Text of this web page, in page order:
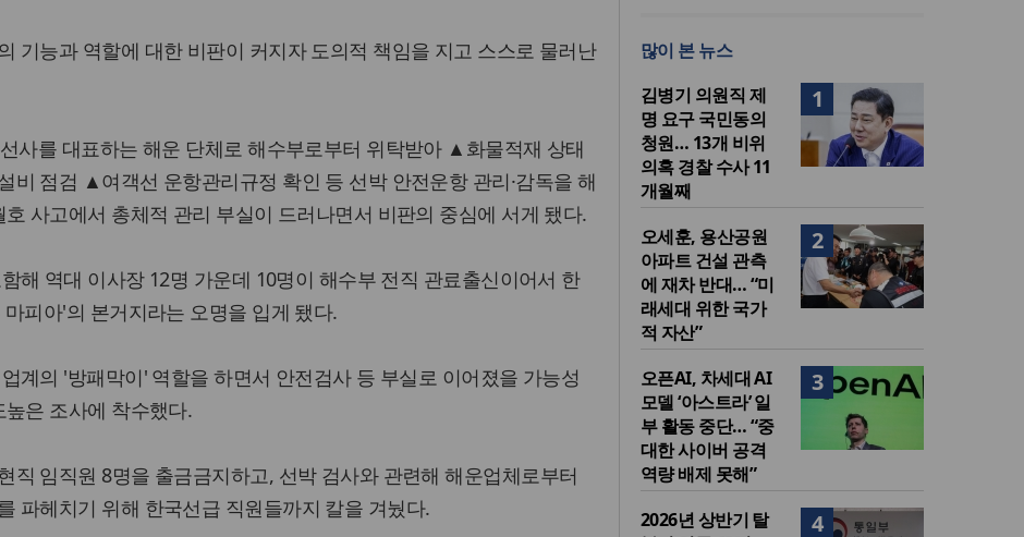
기능과 역할에 대한 비판이 커지자 도의적 책임을 지고 스스로 물러난
사를 대표하는 해운 단체로 해수부로부터 위탁받아 ▲화물적재 상태
비 점검 ▲여객선 운항관리규정 확인 등 선박 안전운항 관리·감독을 해
사고에서 총체적 관리 부실이 드러나면서 비판의 중심에 서게 됐다.
해 역대 이사장 12명 가운데 10명이 해수부 전직 관료출신이어서 한
피아'의 본거지라는 오명을 입게 됐다.
계의 '방패막이' 역할을 하면서 안전검사 등 부실로 이어졌을 가능성
은 조사에 착수했다.
직 임직원 8명을 출금금지하고, 선박 검사와 관련해 해운업체로부터
파헤치기 위해 한국선급 직원들까지 칼을 겨눴다.
위한 국가적 자산”
퀴어서적 ‘별도 부스’ 마련 조치
2026년 상반기 탈북민 입국 63
명… 전년 동기 대비 34.4% 감
소
많이 본 뉴스
1
김병기 의원직 제
명 요구 국민동의
청원… 13개 비위
의혹 경찰 수사 11
개월째
2
오세훈, 용산공원
아파트 건설 관측
에 재차 반대… “미
래세대 위한 국가
적 자산”
3
오픈AI, 차세대 AI
모델 ‘아스트라’ 일
부 활동 중단… “중
대한 사이버 공격
역량 배제 못해”
4
2026년 상반기 탈